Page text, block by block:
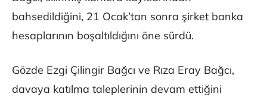
bahsedildiğini, 21 Ocak’tan sonra şirket banka
hesaplarının boşaltıldığını öne sürdü.
Gözde Ezgi Çilingir Bağcı ve Rıza Eray Bağcı,
davaya katılma taleplerinin devam ettiğini